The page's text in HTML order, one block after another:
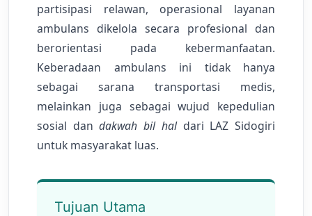
partisipasi relawan, operasional layanan
ambulans dikelola secara profesional dan
berorientasi pada kebermanfaatan.
Keberadaan ambulans ini tidak hanya
sebagai sarana transportasi medis,
melainkan juga sebagai wujud kepedulian
sosial dandakwah bil haldari LAZ Sidogiri
untuk masyarakat luas.
Tujuan Utama